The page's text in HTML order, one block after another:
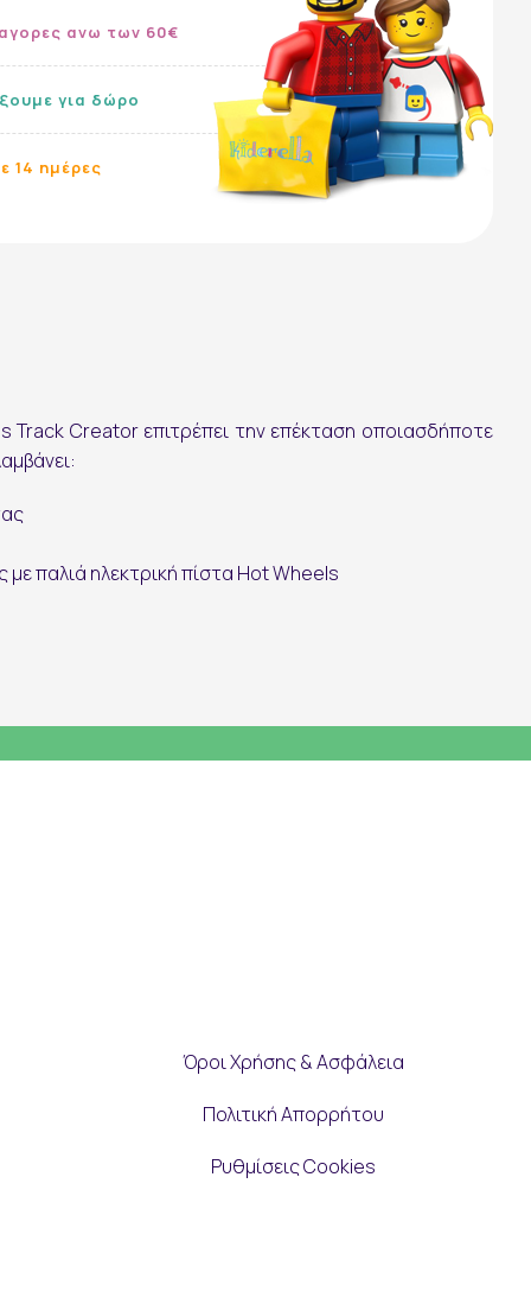
ανω των 60€
για δώρο
14 ημέρες
Track Creator επιτρέπει την επέκταση οποιασδήποτε
παλιά ηλεκτρική πίστα Hot Wheels
Όροι Χρήσης & Ασφάλεια
Πολιτική Απορρήτου
Ρυθμίσεις Cookies